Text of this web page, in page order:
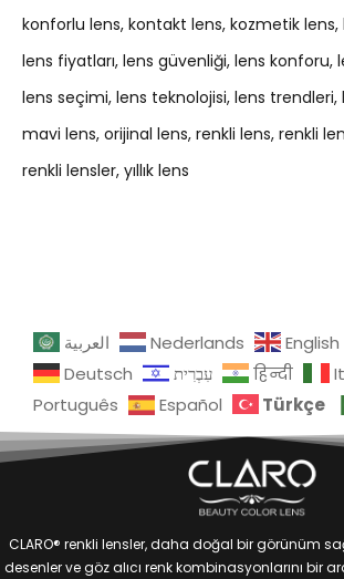
konforlu lens kontakt lens kozmetik lens
lens fiyatları lens güvenliği lens konforu
lens seçimi lens teknolojisi lens trendleri
mavi lens orijinal lens renkli lens renkli
renkli lensler yıllık lens
العربية Nederlands English
Deutsch
עִבְרִית हिन्दी
Português
Español Türkçe
CLARO® renkli lensler, daha doğal bir görünüm
desenler ve göz alıcı renk kombinasyonlarını bir